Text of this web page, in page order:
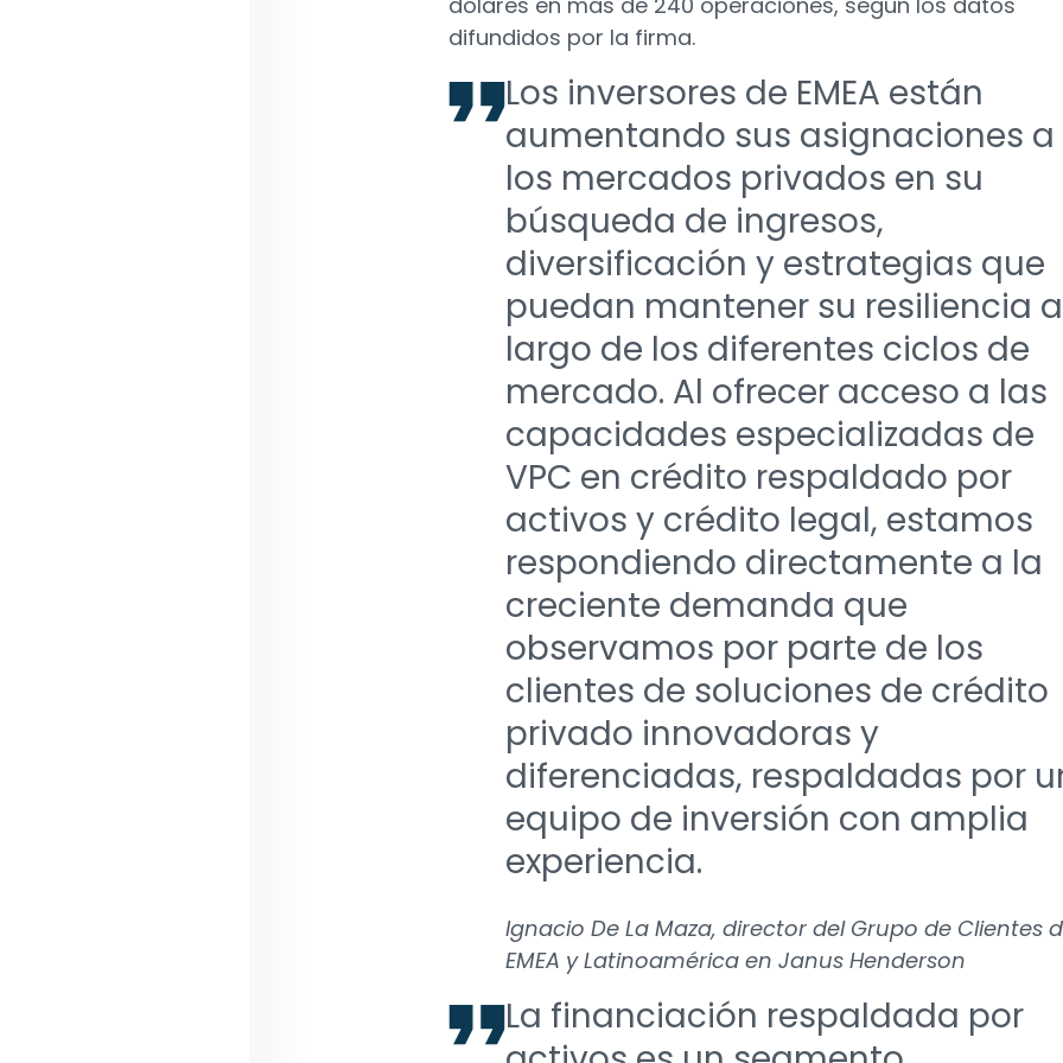
difundidos por la firma.
Los inversores de EMEA están
aumentando sus asignaciones a
los mercados privados en su
búsqueda de ingresos,
diversificación y estrategias que
puedan mantener su resiliencia
largo de los diferentes ciclos de
mercado. Al ofrecer acceso a las
capacidades especializadas de
VPC en crédito respaldado por
activos y crédito legal, estamos
respondiendo directamente a la
creciente demanda que
observamos por parte de los
clientes de soluciones de crédito
privado innovadoras y
diferenciadas, respaldadas por
equipo de inversión con amplia
experiencia.
Ignacio De La Maza, director del Grupo de Clientes
EMEA y Latinoamérica en Janus Henderson
La financiación respaldada por